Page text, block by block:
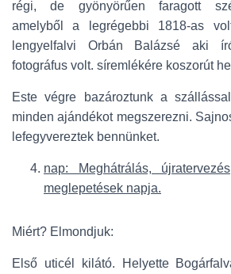
régi, de gyönyörűen faragott
amelyből a legrégebbi 1818-as
lengyelfalvi Orbán Balázsé aki
fotográfus volt. síremlékére koszorút
Este végre bazároztunk a
minden ajándékot megszerezni.
lefegyvereztek bennünket.
nap: Meghátrálás,
meglepetések napja.
Miért? Elmondjuk:
Első uticél kilátó. Helyette